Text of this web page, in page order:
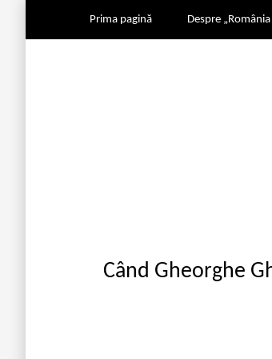
Prima pagină Despre
Când Gheorghe